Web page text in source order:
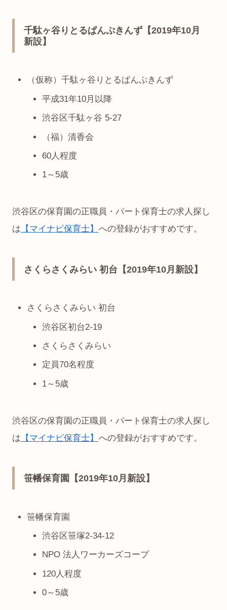
千駄ヶ谷りとるぱんぷきんず【2019年10月
新設】
（仮称）千駄ヶ谷りとるぱんぷきんず
平成31年10月以降
渋谷区千駄ヶ谷 5-27
（福）清香会
60人程度
1～5歳
渋谷区の保育園の正職員・パート保育士の求人探し
は 【マイナビ保育士】 への登録がおすすめです。
さくらさくみらい 初台【2019年10月新設】
さくらさくみらい 初台
渋谷区初台2-19
さくらさくみらい
定員70名程度
1～5歳
渋谷区の保育園の正職員・パート保育士の求人探し
は 【マイナビ保育士】 への登録がおすすめです。
笹幡保育園【2019年10月新設】
笹幡保育園
渋谷区笹塚2-34-12
NPO 法人ワーカーズコープ
120人程度
0～5歳